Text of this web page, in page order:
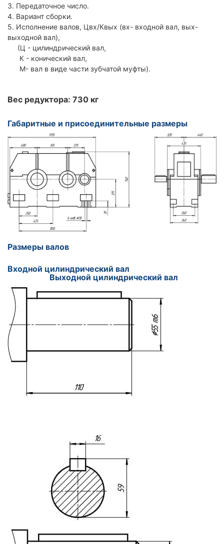
3. Передаточное число.
4. Вариант сборки.
5. Исполнение валов, Цвх/Квых (вх- входной вал, вых-
выходной вал),
(Ц - цилиндрический вал,
К - конический вал,
М- вал в виде части зубчатой муфты).
Вес редуктора: 730 кг
Габаритные и присоединительные размеры
Размеры валов
Входной цилиндрический вал
Выходной цилиндрический вал